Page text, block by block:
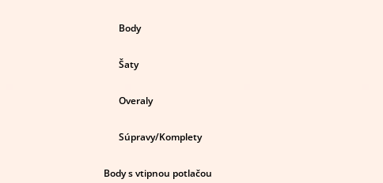
Body
Šaty
Overaly
Súpravy/Komplety
Body s vtipnou potlačou